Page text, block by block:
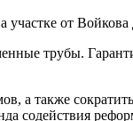
участке от
трубы.
а также
содействия